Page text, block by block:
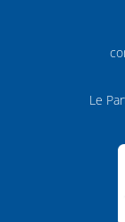
Le